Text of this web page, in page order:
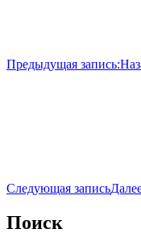
Предыдущая запись:
Следующая запись
Поиск